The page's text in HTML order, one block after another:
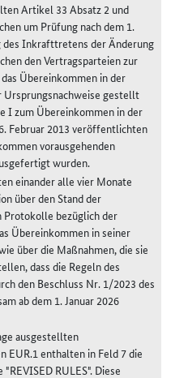
Artikel 33 Absatz 2 und
um Prüfung nach dem 1.
des Inkrafttretens der Änderung
den Vertragsparteien zur
Übereinkommen in der
gestellt
I zum Übereinkommen in der
Februar 2013 veröffentlichten
vorausgehenden
wurden.
einander alle vier Monate
über den Stand der
bezüglich der
Übereinkommen in seiner
über die Maßnahmen, die sie
dass die Regeln des
den Beschluss Nr. 1/2023 des
ab dem 1. Januar 2026
ausgestellten
EUR.1 enthalten in Feld 7 die
RULES". Diese